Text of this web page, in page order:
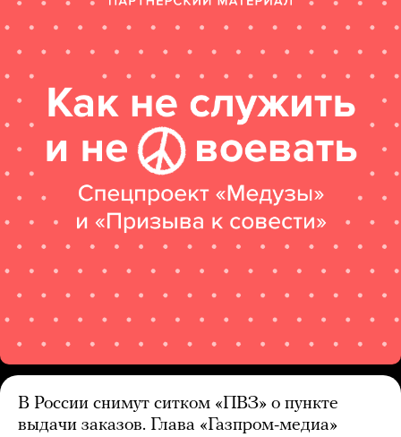
В России снимут ситком «ПВЗ» о пункте
выдачи заказов. Глава «Газпром-медиа»